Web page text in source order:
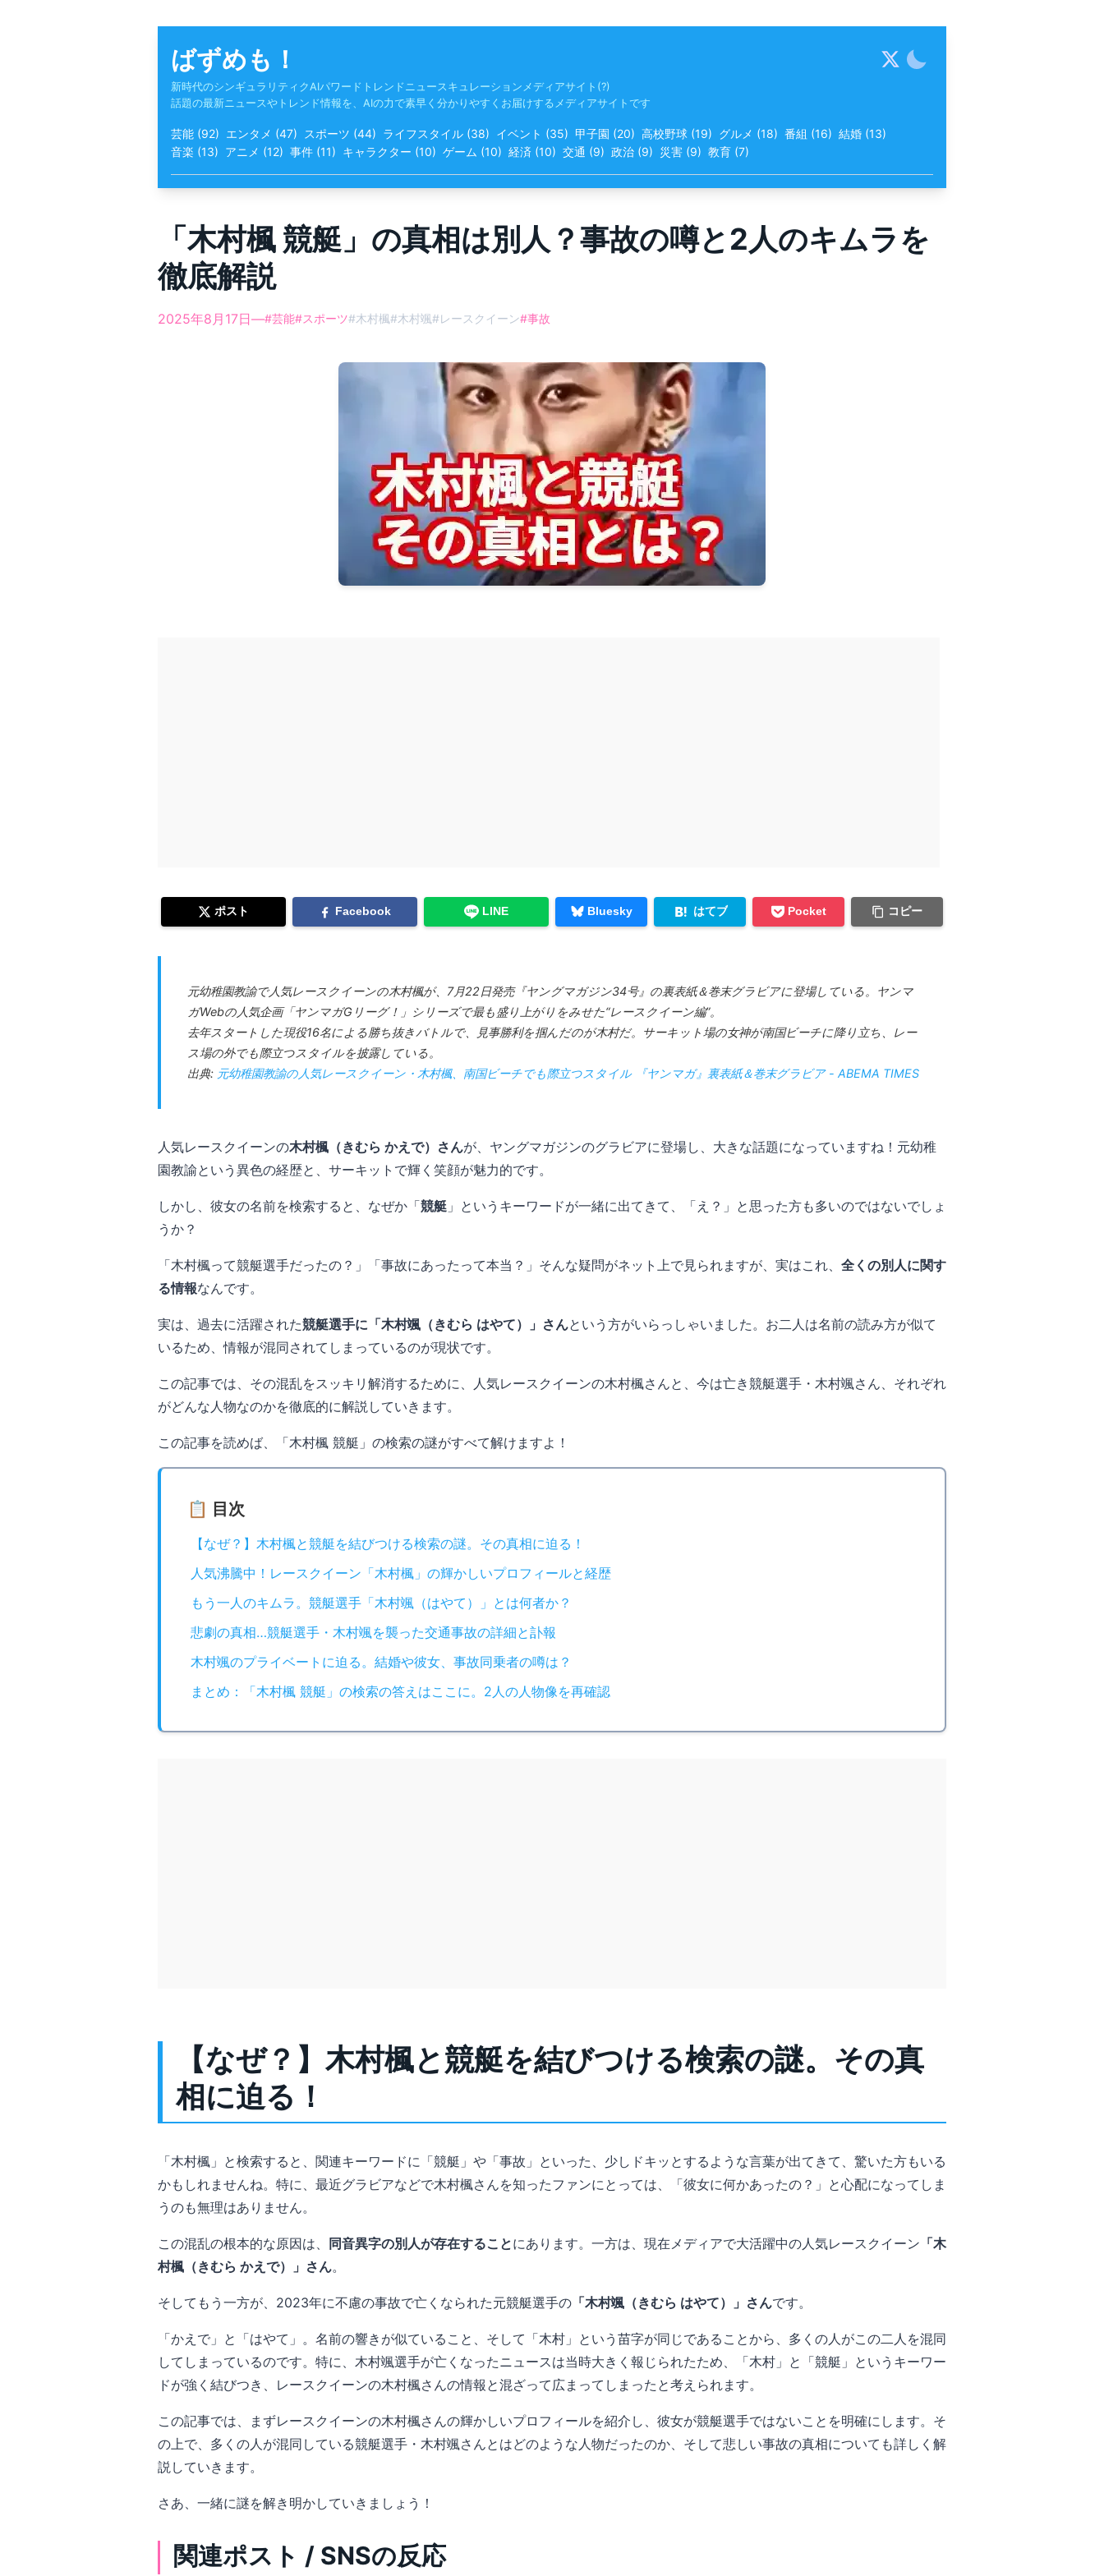
ばずめも！
新時代のシンギュラリティクAIパワードトレンドニュースキュレーションメディアサイト(?)
話題の最新ニュースやトレンド情報を、AIの力で素早く分かりやすくお届けするメディアサイトです
芸能 (92) エンタメ (47) スポーツ (44) ライフスタイル (38) イベント (35) 甲子園 (20) 高校野球 (19) グルメ (18) 番組 (16) 結婚 (13)
音楽 (13) アニメ (12) 事件 (11) キャラクター (10) ゲーム (10) 経済 (10) 交通 (9) 政治 (9) 災害 (9) 教育 (7)
「木村楓 競艇」の真相は別人？事故の噂と2人のキムラを
徹底解説
2025年8月17日—#芸能#スポーツ#木村楓#木村颯#レースクイーン#事故
ポスト Facebook LINE Bluesky はてブ Pocket コピー
元幼稚園教諭で人気レースクイーンの木村楓が、7月22日発売『ヤングマガジン34号』の裏表紙＆巻末グラビアに登場している。ヤンマ
ガWebの人気企画「ヤンマガGリーグ！」シリーズで最も盛り上がりをみせた“レースクイーン編”。
去年スタートした現役16名による勝ち抜きバトルで、見事勝利を掴んだのが木村だ。サーキット場の女神が南国ビーチに降り立ち、レー
ス場の外でも際立つスタイルを披露している。
出典: 元幼稚園教諭の人気レースクイーン・木村楓、南国ビーチでも際立つスタイル 『ヤンマガ』裏表紙＆巻末グラビア - ABEMA TIMES
人気レースクイーンの木村楓（きむら かえで）さんが、ヤングマガジンのグラビアに登場し、大きな話題になっていますね！元幼稚
園教諭という異色の経歴と、サーキットで輝く笑顔が魅力的です。
しかし、彼女の名前を検索すると、なぜか「競艇 」というキーワードが一緒に出てきて、「え？」と思った方も多いのではないでしょ
うか？
「木村楓って競艇選手だったの？」「事故にあったって本当？」そんな疑問がネット上で見られますが、実はこれ、 全くの別人に関す
る情報なんです。
実は、過去に活躍された競艇選手に「木村颯（きむら はやて）」さんという方がいらっしゃいました。お二人は名前の読み方が似て
いるため、情報が混同されてしまっているのが現状です。
この記事では、その混乱をスッキリ解消するために、人気レースクイーンの木村楓さんと、今は亡き競艇選手・木村颯さん、それぞれ
がどんな人物なのかを徹底的に解説していきます。
この記事を読めば、「木村楓 競艇」の検索の謎がすべて解けますよ！
📋 目次
【なぜ？】木村楓と競艇を結びつける検索の謎。その真相に迫る！
人気沸騰中！レースクイーン「木村楓」の輝かしいプロフィールと経歴
もう一人のキムラ。競艇選手「木村颯（はやて）」とは何者か？
悲劇の真相…競艇選手・木村颯を襲った交通事故の詳細と訃報
木村颯のプライベートに迫る。結婚や彼女、事故同乗者の噂は？
まとめ：「木村楓 競艇」の検索の答えはここに。2人の人物像を再確認
【なぜ？】木村楓と競艇を結びつける検索の謎。その真
相に迫る！
「木村楓」と検索すると、関連キーワードに「競艇」や「事故」といった、少しドキッとするような言葉が出てきて、驚いた方もいる
かもしれませんね。特に、最近グラビアなどで木村楓さんを知ったファンにとっては、「彼女に何かあったの？」と心配になってしま
うのも無理はありません。
この混乱の根本的な原因は、 同音異字の別人が存在することにあります。一方は、現在メディアで大活躍中の人気レースクイーン 「木
村楓（きむら かえで）」さん。
そしてもう一方が、2023年に不慮の事故で亡くなられた元競艇選手の 「木村颯（きむら はやて）」さんです。
「かえで」と「はやて」。名前の響きが似ていること、そして「木村」という苗字が同じであることから、多くの人がこの二人を混同
してしまっているのです。特に、木村颯選手が亡くなったニュースは当時大きく報じられたため、「木村」と「競艇」というキーワー
ドが強く結びつき、レースクイーンの木村楓さんの情報と混ざって広まってしまったと考えられます。
この記事では、まずレースクイーンの木村楓さんの輝かしいプロフィールを紹介し、彼女が競艇選手ではないことを明確にします。そ
の上で、多くの人が混同している競艇選手・木村颯さんとはどのような人物だったのか、そして悲しい事故の真相についても詳しく解
説していきます。
さあ、一緒に謎を解き明かしていきましょう！
関連ポスト / SNSの反応